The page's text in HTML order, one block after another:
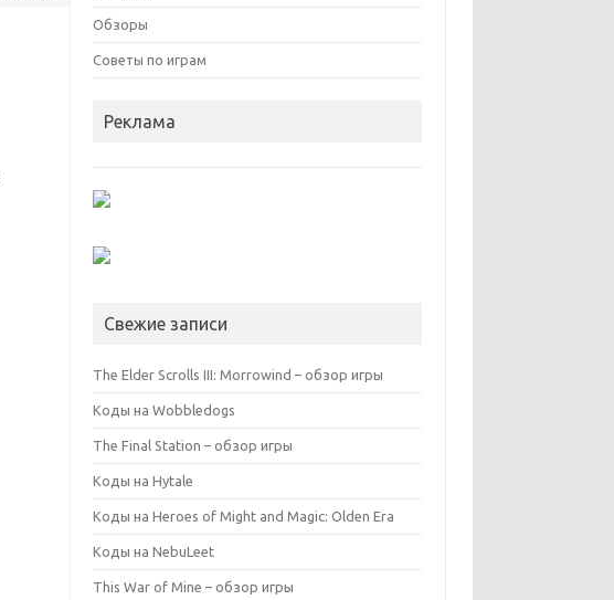
Обзоры
Советы по играм
Реклама
Свежие записи
The Elder Scrolls III: Morrowind – обзор игры
Коды на Wobbledogs
The Final Station – обзор игры
Коды на Hytale
Коды на Heroes of Might and Magic: Olden Era
Коды на NebuLeet
This War of Mine – обзор игры